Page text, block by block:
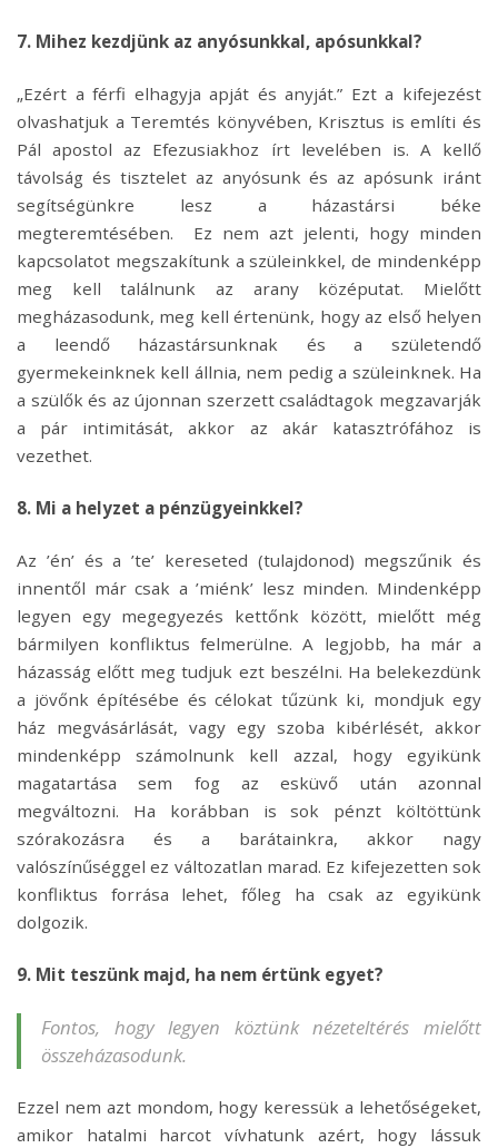
7. Mihez kezdjünk az anyósunkkal, apósunkkal?
„Ezért a férfi elhagyja apját és anyját.” Ezt a kifejezést
olvashatjuk a Teremtés könyvében, Krisztus is említi és
Pál apostol az Efezusiakhoz írt levelében is. A kellő
távolság és tisztelet az anyósunk és az apósunk iránt
segítségünkre lesz a házastársi béke
megteremtésében. Ez nem azt jelenti, hogy minden
kapcsolatot megszakítunk a szüleinkkel, de mindenképp
meg kell találnunk az arany középutat. Mielőtt
megházasodunk, meg kell értenünk, hogy az első helyen
a leendő házastársunknak és a születendő
gyermekeinknek kell állnia, nem pedig a szüleinknek. Ha
a szülők és az újonnan szerzett családtagok megzavarják
a pár intimitását, akkor az akár katasztrófához is
vezethet.
8. Mi a helyzet a pénzügyeinkkel?
Az ’én’ és a ’te’ kereseted (tulajdonod) megszűnik és
innentől már csak a ’miénk’ lesz minden. Mindenképp
legyen egy megegyezés kettőnk között, mielőtt még
bármilyen konfliktus felmerülne. A legjobb, ha már a
házasság előtt meg tudjuk ezt beszélni. Ha belekezdünk
a jövőnk építésébe és célokat tűzünk ki, mondjuk egy
ház megvásárlását, vagy egy szoba kibérlését, akkor
mindenképp számolnunk kell azzal, hogy egyikünk
magatartása sem fog az esküvő után azonnal
megváltozni. Ha korábban is sok pénzt költöttünk
szórakozásra és a barátainkra, akkor nagy
valószínűséggel ez változatlan marad. Ez kifejezetten sok
konfliktus forrása lehet, főleg ha csak az egyikünk
dolgozik.
9. Mit teszünk majd, ha nem értünk egyet?
Fontos, hogy legyen köztünk nézeteltérés mielőtt
összeházasodunk.
Ezzel nem azt mondom, hogy keressük a lehetőségeket,
amikor hatalmi harcot vívhatunk azért, hogy lássuk